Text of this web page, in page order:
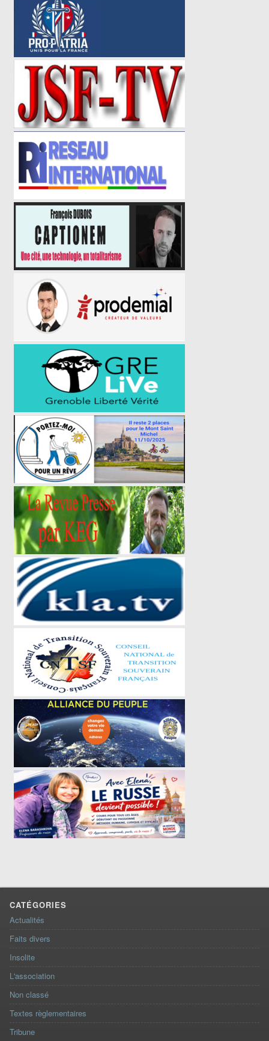
CATÉGORIES
Actualités
Faits divers
Insolite
L'association
Non classé
Textes règlementaires
Tribune